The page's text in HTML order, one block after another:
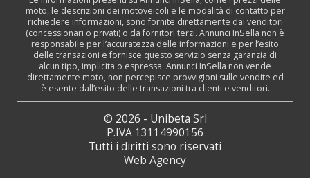
moto, le descrizioni dei motoveicoli e le modalità di contatto per
richiedere informazioni, sono fornite direttamente dai venditori
(concessionari o privati) o da fornitori terzi. Annunci InSella non è
responsabile per l’accuratezza delle informazioni e per l’esito
delle transazioni e fornisce questo servizio senza garanzia di
alcun tipo, implicita o espressa. Annunci InSella non vende
direttamente moto, non percepisce provvigioni sulle vendite ed
è esente dall’esito delle transazioni tra clienti e venditori.
© 2026 - Unibeta Srl
P.IVA 13114990156
Tutti i diritti sono riservati
Web Agency